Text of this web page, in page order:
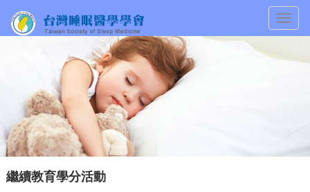
繼續教育學分活動